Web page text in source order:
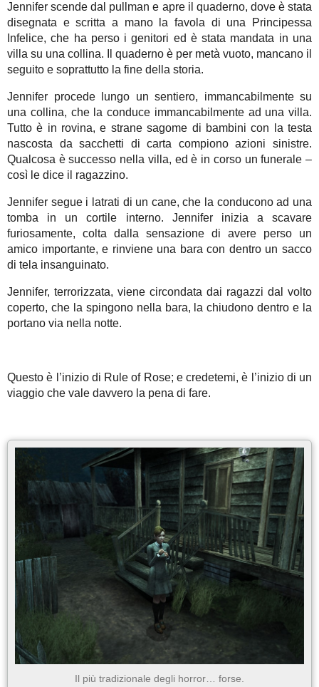
Jennifer scende dal pullman e apre il quaderno, dove è stata
disegnata e scritta a mano la favola di una Principessa
Infelice, che ha perso i genitori ed è stata mandata in una
villa su una collina. Il quaderno è per metà vuoto, mancano il
seguito e soprattutto la fine della storia.
Jennifer procede lungo un sentiero, immancabilmente su
una collina, che la conduce immancabilmente ad una villa.
Tutto è in rovina, e strane sagome di bambini con la testa
nascosta da sacchetti di carta compiono azioni sinistre.
Qualcosa è successo nella villa, ed è in corso un funerale –
così le dice il ragazzino.
Jennifer segue i latrati di un cane, che la conducono ad una
tomba in un cortile interno. Jennifer inizia a scavare
furiosamente, colta dalla sensazione di avere perso un
amico importante, e rinviene una bara con dentro un sacco
di tela insanguinato.
Jennifer, terrorizzata, viene circondata dai ragazzi dal volto
coperto, che la spingono nella bara, la chiudono dentro e la
portano via nella notte.
Questo è l’inizio di Rule of Rose; e credetemi, è l’inizio di un
viaggio che vale davvero la pena di fare.
Il più tradizionale degli horror… forse.